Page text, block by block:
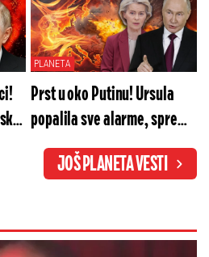
čuli čudan zvuk, usledio
haos!
PLANETA
Prst u oko Putinu! Ursula
popalila sve alarme, sprema
se deveti krug pakla?
JOŠ PLANETA VESTI